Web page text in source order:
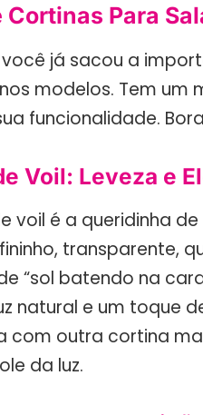
Cortinas Para
já sacou a
modelos. Tem
funcionalidade.
Voil: Leveza e
voil é a queridinha
transparente,
“sol batendo na
natural e um toque
com outra cortina
da luz.